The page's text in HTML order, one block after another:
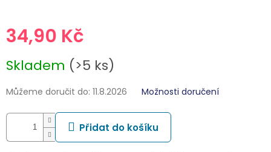
34,90 Kč
cena:
Skladem (>5 ks)
Můžeme doručit do: 11.8.2026 Možnosti doručení
Přidat do košíku